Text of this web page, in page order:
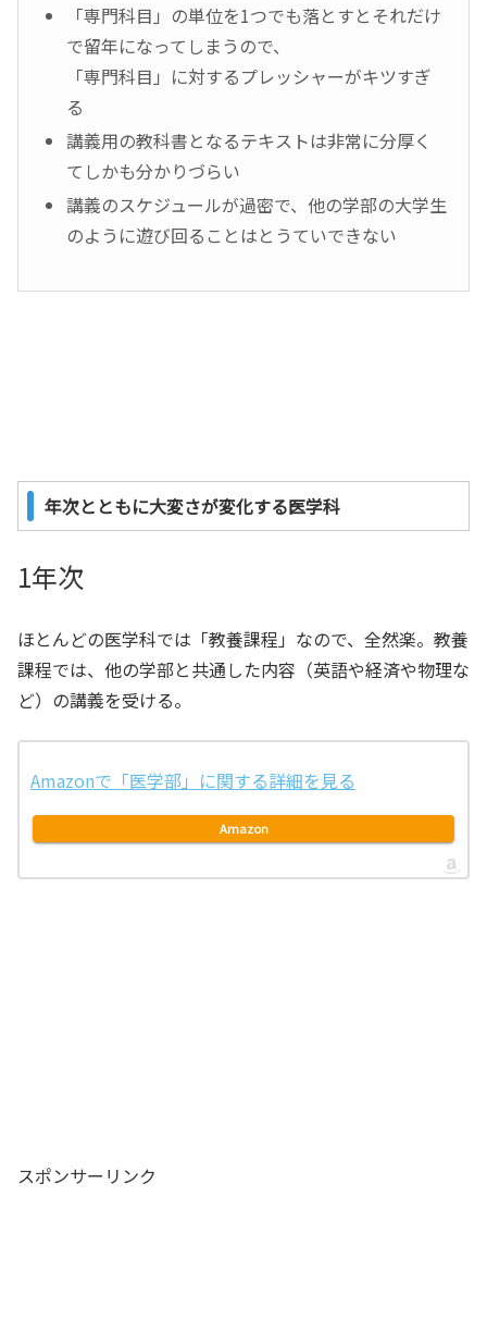
「専門科目」の単位を1つでも落とすとそれだけ
で留年になってしまうので、
「専門科目」に対するプレッシャーがキツすぎ
る
講義用の教科書となるテキストは非常に分厚く
てしかも分かりづらい
講義のスケジュールが過密で、他の学部の大学生
のように遊び回ることはとうていできない
年次とともに大変さが変化する医学科
1年次
ほとんどの医学科では「教養課程」なので、全然楽。教養
課程では、他の学部と共通した内容（英語や経済や物理な
ど）の講義を受ける。
Amazonで「医学部」に関する詳細を見る
Amazon
スポンサーリンク